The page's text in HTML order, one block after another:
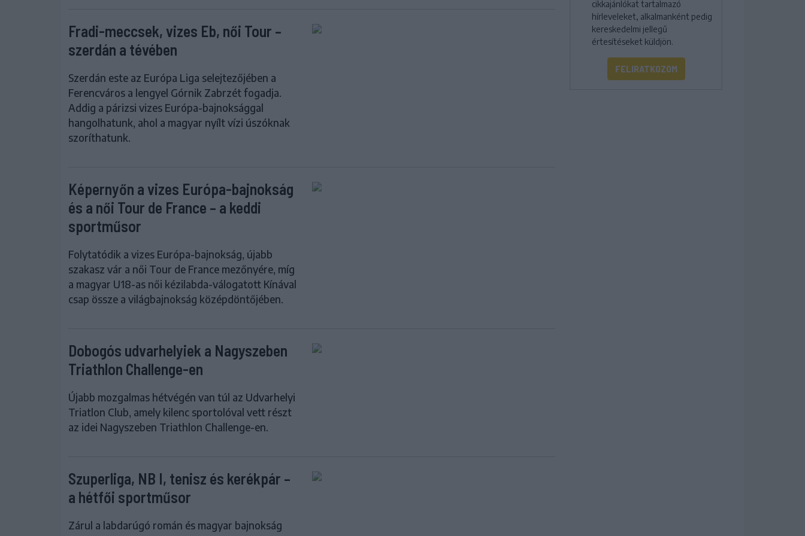
Fradi-meccsek, vizes Eb, női Tour –
szerdán a tévében
Szerdán este az Európa Liga selejtezőjében a
Ferencváros a lengyel Górnik Zabrzét fogadja.
Addig a párizsi vizes Európa-bajnoksággal
hangolhatunk, ahol a magyar nyílt vízi úszóknak
szoríthatunk.
Képernyőn a vizes Európa-bajnokság
és a női Tour de France – a keddi
sportműsor
Folytatódik a vizes Európa-bajnokság, újabb
szakasz vár a női Tour de France mezőnyére, míg
a magyar U18-as női kézilabda-válogatott Kínával
csap össze a világbajnokság középdöntőjében.
Dobogós udvarhelyiek a Nagyszeben
Triathlon Challenge-en
Újabb mozgalmas hétvégén van túl az Udvarhelyi
Triatlon Club, amely kilenc sportolóval vett részt
az idei Nagyszeben Triathlon Challenge-en.
Szuperliga, NB I, tenisz és kerékpár –
a hétfői sportműsor
Zárul a labdarúgó román és magyar bajnokság
cikkajánlókat tartalmazó
hírleveleket, alkalmanként pedig
kereskedelmi jellegű
értesítéseket küldjön.
FELIRATKOZOM